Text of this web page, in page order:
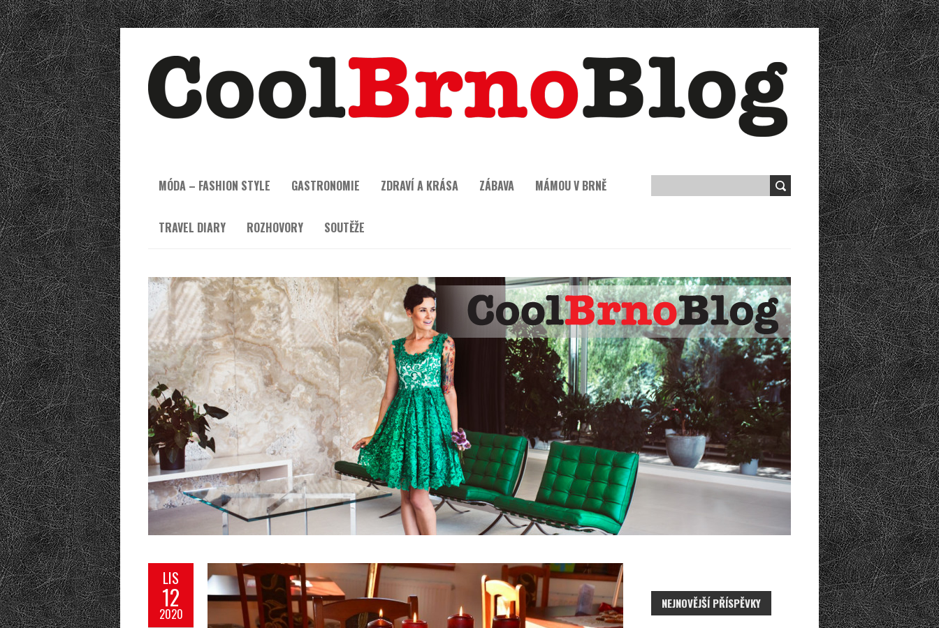
MÓDA – FASHION STYLE GASTRONOMIE ZDRAVÍ A KRÁSA ZÁBAVA MÁMOU V BRNĚ
TRAVEL DIARY ROZHOVORY SOUTĚŽE
LIS
12
2020
NEJNOVĚJŠÍ PŘÍSPĚVKY